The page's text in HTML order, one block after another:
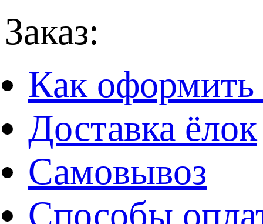
Заказ:
Как оформить
Доставка ёлок
Самовывоз
Способы